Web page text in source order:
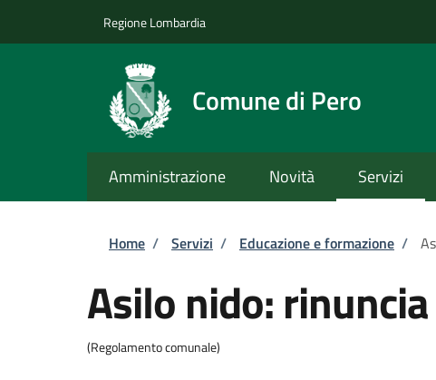
Regione Lombardia
Comune di Pero
Amministrazione Novità Servizi
Briciole di pane
Home / Servizi / Educazione e formazione /
Asilo nido:
(Regolamento comunale)